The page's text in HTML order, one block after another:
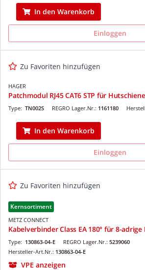
In den Warenkorb
Einloggen
Zu Favoriten hinzufügen
HAGER
Patchmodul RJ45 CAT6 STP für
REGRO Lager.Nr.: 1161180
Type: TN002S
In den Warenkorb
Einloggen
Zu Favoriten hinzufügen
Kernsortiment
METZ CONNECT
Kabelverbinder Class EA 180° für 8-adrige
REGRO Lager.Nr.: 5239060
Type: 130863-04-E
Hersteller-Art.Nr.: 130863-04-E
VPE anzeigen